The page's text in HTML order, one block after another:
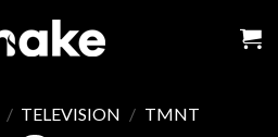
/ TELEVISION / TMNT